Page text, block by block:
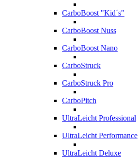
CarboBoost "Kid´s"
CarboBoost Nuss
CarboBoost Nano
CarboStruck
CarboStruck Pro
CarboPitch
UltraLeicht Professional
UltraLeicht Performance
UltraLeicht Deluxe